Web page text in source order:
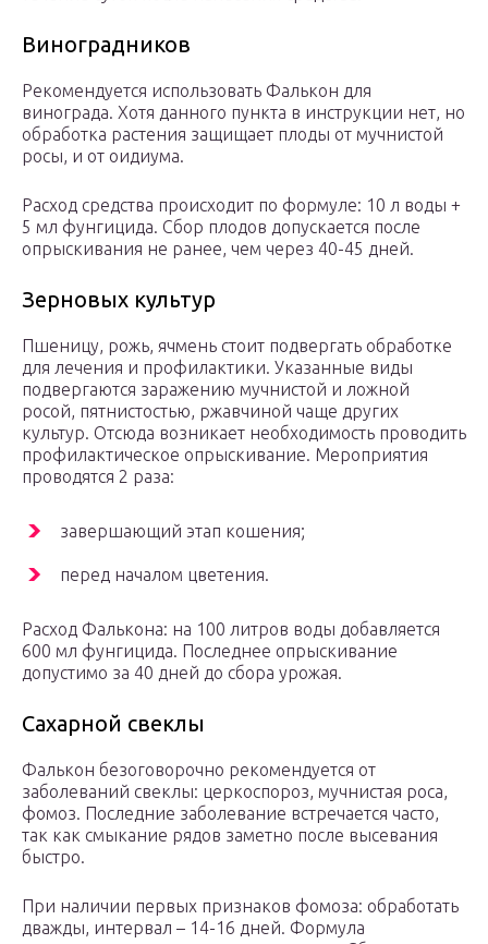
Виноградников
Рекомендуется использовать Фалькон для
винограда. Хотя данного пункта в инструкции нет, но
обработка растения защищает плоды от мучнистой
росы, и от оидиума.
Расход средства происходит по формуле: 10 л воды +
5 мл фунгицида. Сбор плодов допускается после
опрыскивания не ранее, чем через 40-45 дней.
Зерновых культур
Пшеницу, рожь, ячмень стоит подвергать обработке
для лечения и профилактики. Указанные виды
подвергаются заражению мучнистой и ложной
росой, пятнистостью, ржавчиной чаще других
культур. Отсюда возникает необходимость проводить
профилактическое опрыскивание. Мероприятия
проводятся 2 раза:
завершающий этап кошения;
перед началом цветения.
Расход Фалькона: на 100 литров воды добавляется
600 мл фунгицида. Последнее опрыскивание
допустимо за 40 дней до сбора урожая.
Сахарной свеклы
Фалькон безоговорочно рекомендуется от
заболеваний свеклы: церкоспороз, мучнистая роса,
фомоз. Последние заболевание встречается часто,
так как смыкание рядов заметно после высевания
быстро.
При наличии первых признаков фомоза: обработать
дважды, интервал – 14-16 дней. Формула